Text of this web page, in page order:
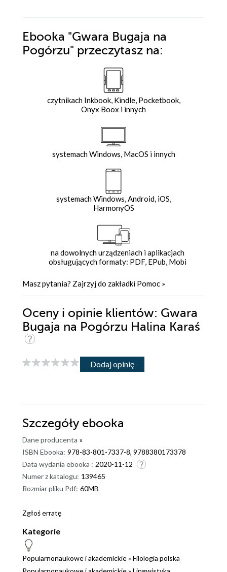
Ebooka "Gwara Bugaja na
Pogórzu" przeczytasz na:
czytnikach Inkbook, Kindle, Pocketbook,
Onyx Boox i innych
systemach Windows, MacOS i innych
systemach Windows, Android, iOS,
HarmonyOS
na dowolnych urządzeniach i aplikacjach
obsługujących formaty: PDF, EPub, Mobi
Masz pytania? Zajrzyj do zakładki Pomoc »
Oceny i opinie klientów: Gwara
Bugaja na Pogórzu Halina Karaś
Dodaj opinię
Szczegóły ebooka
Dane producenta »
ISBN Ebooka: 978-83-801-7337-8, 9788380173378
Data wydania ebooka : 2020-11-12
Numer z katalogu: 139465
Rozmiar pliku Pdf: 60MB
Zgłoś erratę
Kategorie
Popularnonaukowe i akademickie» Filologia polska